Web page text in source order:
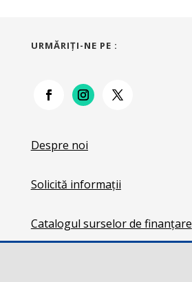
URMĂRIŢI-NE PE :
Despre noi
Solicită informații
Catalogul surselor de finanțare